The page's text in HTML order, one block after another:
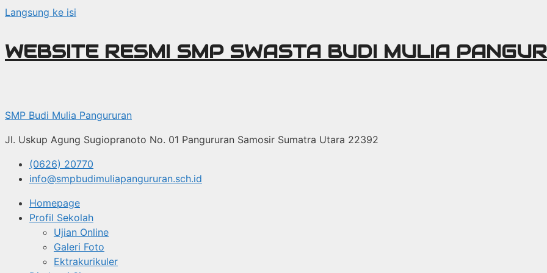
Langsung ke isi
WEBSITE RESMI SMP SWASTA BUDI MULIA
SMP Budi Mulia Pangururan
Jl. Uskup Agung Sugiopranoto No. 01 Pangururan Samosir Sumatra Utara 22392
(0626) 20770
info@smpbudimuliapangururan.sch.id
Homepage
Profil Sekolah
Ujian Online
Galeri Foto
Ektrakurikuler